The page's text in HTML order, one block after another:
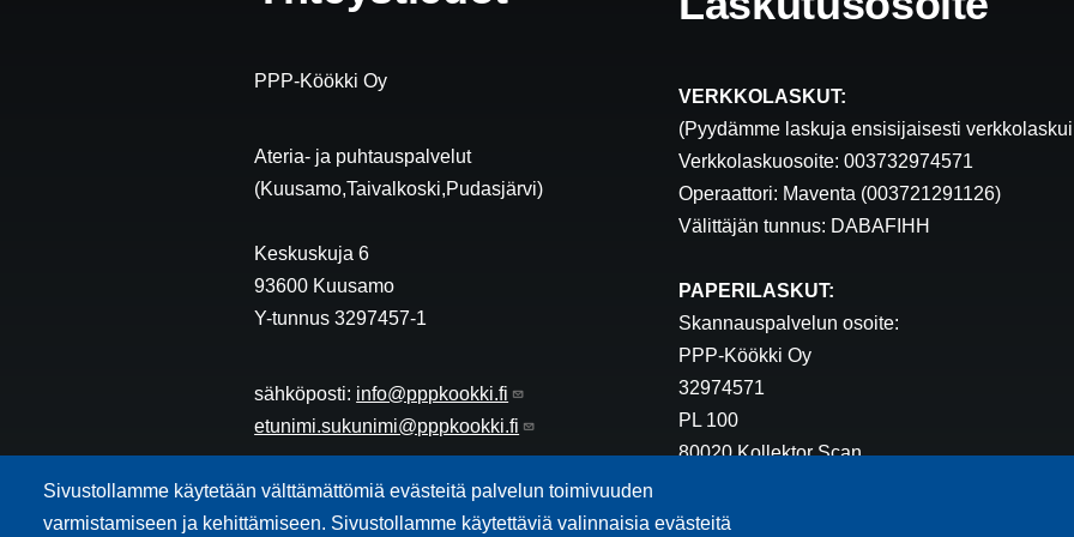
Sivustollamme käytetään välttämättömiä evästeitä palvelun toimivuuden
varmistamiseen ja kehittämiseen. Sivustollamme käytettäviä valinnaisia evästeitä
PPP-Köökki Oy
Ateria- ja puhtauspalvelut
(Kuusamo,Taivalkoski,Pudasjärvi)
Keskuskuja 6
93600 Kuusamo
Y-tunnus 3297457-1
sähköposti: info@pppkookki.fi
etunimi.sukunimi@pppkookki.fi
Henkilökunnan sähköpostin kirjautumislinkki:
VERKKOLASKUT:
(Pyydämme laskuja ensisijaisesti
Verkkolaskuosoite: 003732974571
Operaattori: Maventa (003721291126)
Välittäjän tunnus: DABAFIHH
PAPERILASKUT:
Skannauspalvelun osoite:
PPP-Köökki Oy
32974571
PL 100
80020 Kollektor Scan
Saavutettavuusseloste